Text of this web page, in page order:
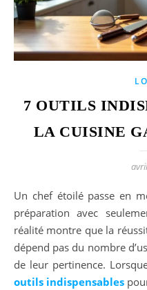
7 OUTILS
LA CUISINE
Un chef étoilé passe en moyenne 80% de son temps de
préparation avec
réalité montre que la
dépend pas du nombre
de leur pertinence.
outils indispensables